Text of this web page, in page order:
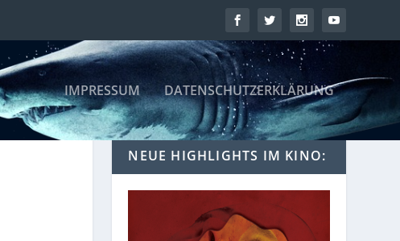
IMPRESSUM DATENSCHUTZERKLÄRUNG
NEUE HIGHLIGHTS IM KINO: